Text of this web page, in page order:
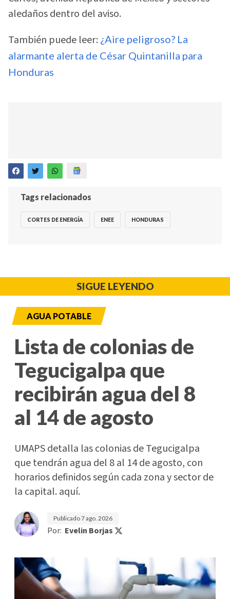
aledaños dentro del aviso.
También puede leer: ¿Aire peligroso? La
alarmante alerta de César Quintanilla para
Honduras
Tags relacionados
CORTES DE ENERGÍA ENEE HONDURAS
SIGUE LEYENDO
AGUA POTABLE
Lista de colonias de
Tegucigalpa que
recibirán agua del 8
al 14 de agosto
UMAPS detalla las colonias de Tegucigalpa
que tendrán agua del 8 al 14 de agosto, con
horarios definidos según cada zona y sector de
la capital. aquí.
Publicado7 ago. 2026
Por: Evelin Borjas